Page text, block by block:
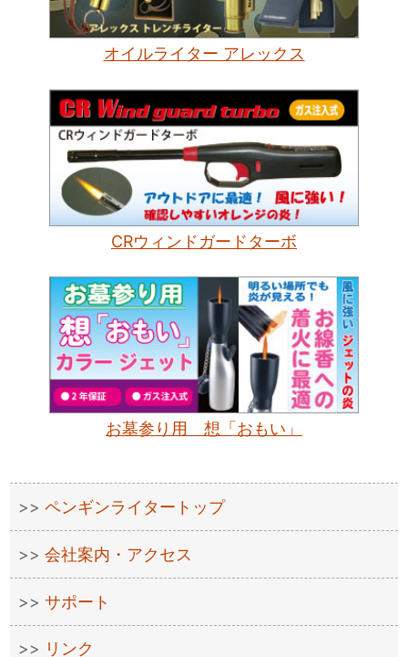
オイルライター アレックス
CRウィンドガードターボ
お墓参り用 想「おもい」
ペンギンライタートップ
会社案内・アクセス
サポート
リンク